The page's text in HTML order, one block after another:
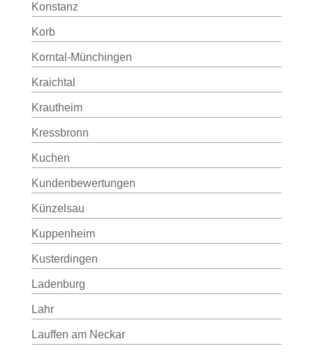
Konstanz
Korb
Korntal-Münchingen
Kraichtal
Krautheim
Kressbronn
Kuchen
Kundenbewertungen
Künzelsau
Kuppenheim
Kusterdingen
Ladenburg
Lahr
Lauffen am Neckar